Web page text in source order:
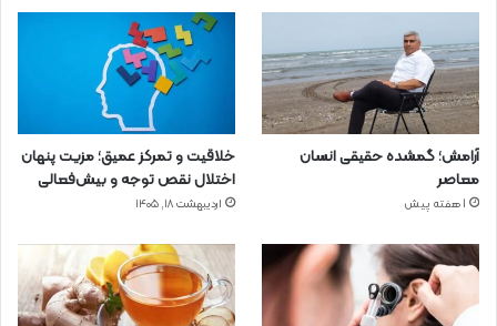
آرامش؛ گمشده حقیقی انسان
معاصر
1 هفته پیش
خلاقیت و تمرکز عمیق؛ مزیت پنهان
اختلال نقص توجه و بیش‌فعالی
اردیبهشت ۱۸, ۱۴۰۵